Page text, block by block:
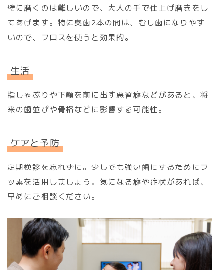
璧に磨くのは難しいので、大人の手で仕上げ磨きをし
てあげます。特に奥歯2本の間は、むし歯になりやす
いので、フロスを使うと効果的。
生活
指しゃぶりや下顎を前に出す悪習癖などがあると、将
来の歯並びや骨格などに影響する可能性。
ケアと予防
定期検診を忘れずに。少しでも強い歯にするためにフ
ッ素を活用しましょう。気になる癖や症状があれば、
早めにご相談ください。